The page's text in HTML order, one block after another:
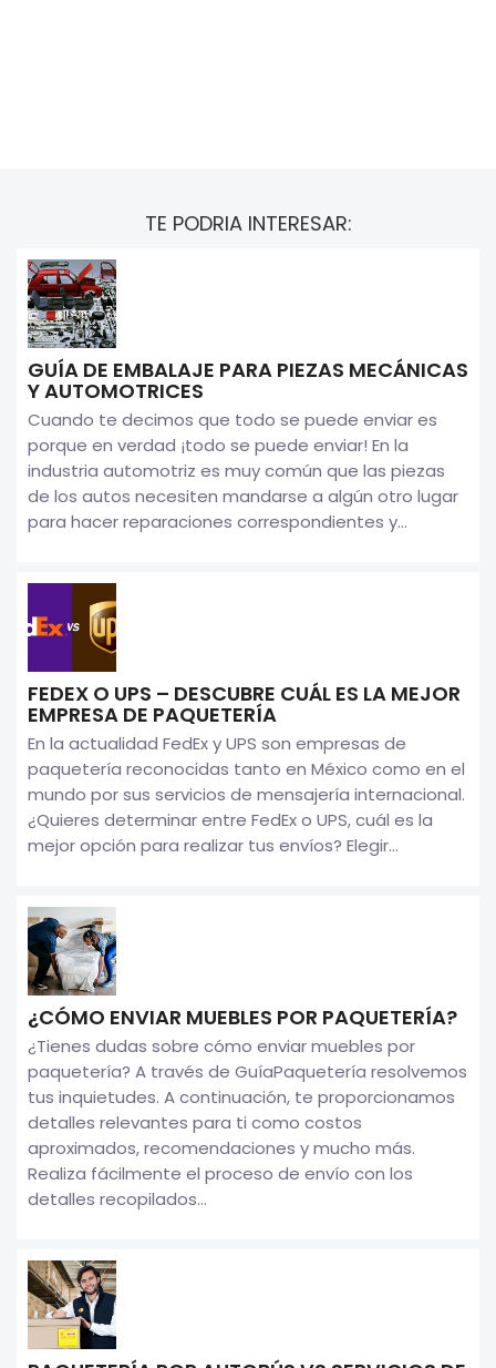
TE PODRIA INTERESAR:
GUÍA DE EMBALAJE PARA PIEZAS MECÁNICAS
Y AUTOMOTRICES
Cuando te decimos que todo se puede enviar es
porque en verdad ¡todo se puede enviar! En la
industria automotriz es muy común que las piezas
de los autos necesiten mandarse a algún otro lugar
para hacer reparaciones correspondientes y...
FEDEX O UPS – DESCUBRE CUÁL ES LA MEJOR
EMPRESA DE PAQUETERÍA
En la actualidad FedEx y UPS son empresas de
paquetería reconocidas tanto en México como en el
mundo por sus servicios de mensajería internacional.
¿Quieres determinar entre FedEx o UPS, cuál es la
mejor opción para realizar tus envíos? Elegir...
¿CÓMO ENVIAR MUEBLES POR PAQUETERÍA?
¿Tienes dudas sobre cómo enviar muebles por
paquetería? A través de GuíaPaquetería resolvemos
tus inquietudes. A continuación, te proporcionamos
detalles relevantes para ti como costos
aproximados, recomendaciones y mucho más.
Realiza fácilmente el proceso de envío con los
detalles recopilados...